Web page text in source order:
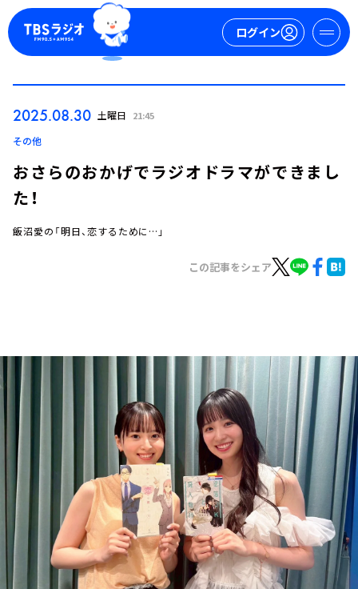
ログイン
お知らせ
イベント・グッズ
YouTube
会社情報
2025.08.30 土曜日 21:45
その他
おさらのおかげでラジオドラマができまし
た！
飯沼愛の「明日、恋するために…」
この記事をシェア